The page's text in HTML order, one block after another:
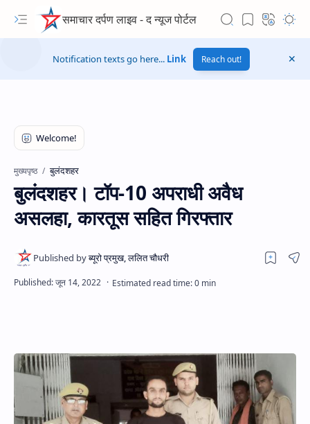
समाचार दर्पण लाइव - द न्यूज पोर्टल
Notification texts go here... Link Reach out!
मुख्यपृष्ठ बुलंदशहर
बुलंदशहर। टॉप-10 अपराधी अवैध
असलहा, कारतूस सहित गिरफ्तार